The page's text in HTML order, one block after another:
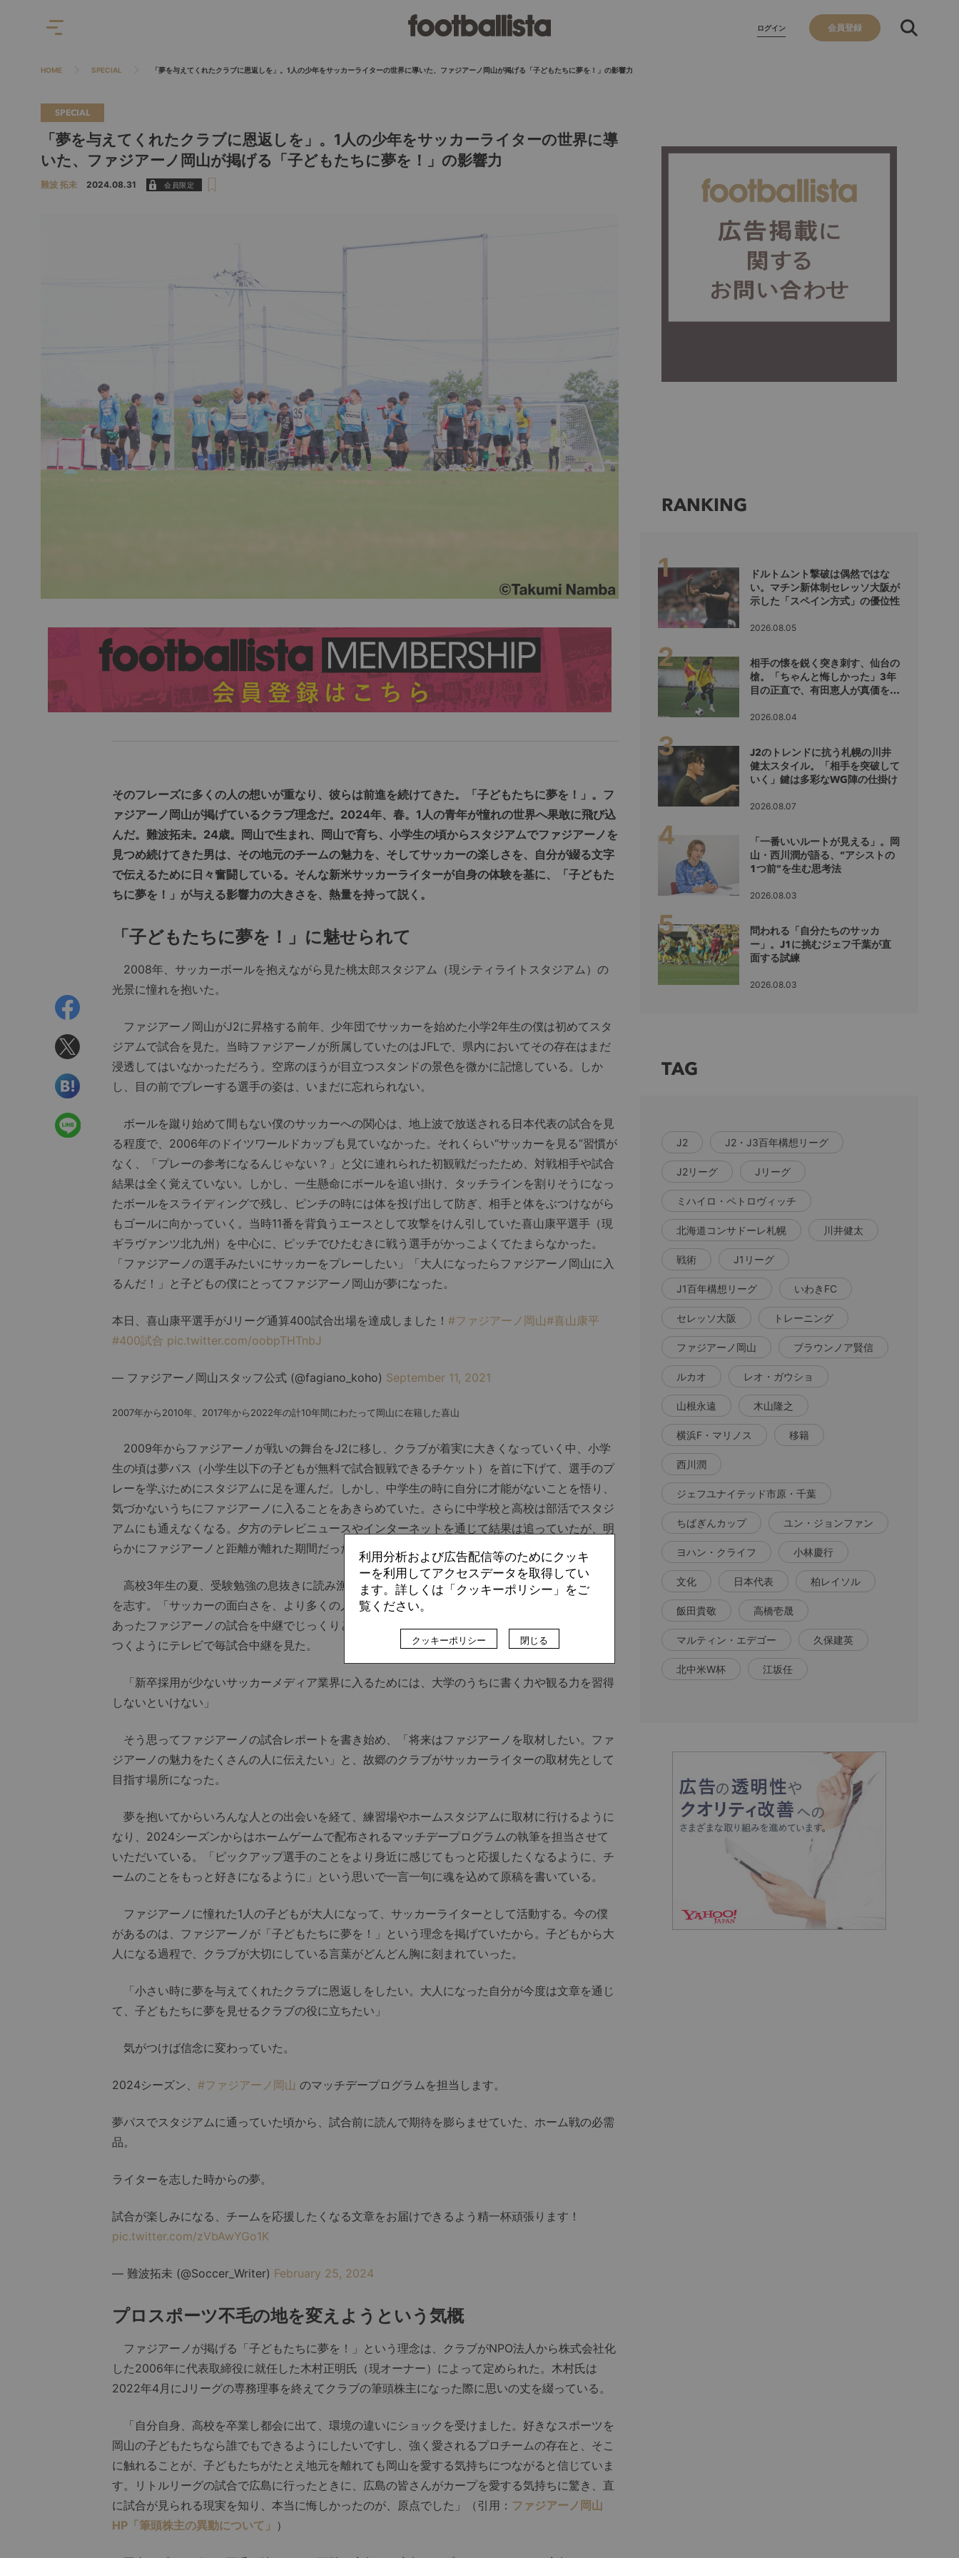
ログイン 会員登録
HOME SPECIAL 「夢を与えてくれたクラブに恩返しを」。1人の少年をサッカーライターの世界に導いた、ファジアーノ岡山が掲げる「子どもたちに夢を！」の影響力
SPECIAL
「夢を与えてくれたクラブに恩返しを」。1人の少年をサッカーライターの世界に導
いた、ファジアーノ岡山が掲げる「子どもたちに夢を！」の影響力
難波 拓未 2024.08.31
そのフレーズに多くの人の想いが重なり、彼らは前進を続けてきた。「子どもたちに夢を！」。フ
ァジアーノ岡山が掲げているクラブ理念だ。2024年、春。1人の青年が憧れの世界へ果敢に飛び込
んだ。難波拓未。24歳。岡山で生まれ、岡山で育ち、小学生の頃からスタジアムでファジアーノを
見つめ続けてきた男は、その地元のチームの魅力を、そしてサッカーの楽しさを、自分が綴る文字
で伝えるために日々奮闘している。そんな新米サッカーライターが自身の体験を基に、「子どもた
ちに夢を！」が与える影響力の大きさを、熱量を持って説く。
「子どもたちに夢を！」に魅せられて
2008年、サッカーボールを抱えながら見た桃太郎スタジアム（現シティライトスタジアム）の
光景に憧れを抱いた。
ファジアーノ岡山がJ2に昇格する前年、少年団でサッカーを始めた小学2年生の僕は初めてスタ
ジアムで試合を見た。当時ファジアーノが所属していたのはJFLで、県内においてその存在はまだ
浸透してはいなかっただろう。空席のほうが目立つスタンドの景色を微かに記憶している。しか
し、目の前でプレーする選手の姿は、いまだに忘れられない。
ボールを蹴り始めて間もない僕のサッカーへの関心は、地上波で放送される日本代表の試合を見
る程度で、2006年のドイツワールドカップも見ていなかった。それくらい“サッカーを見る”習慣が
なく、「プレーの参考になるんじゃない？」と父に連れられた初観戦だったため、対戦相手や試合
結果は全く覚えていない。しかし、一生懸命にボールを追い掛け、タッチラインを割りそうになっ
たボールをスライディングで残し、ピンチの時には体を投げ出して防ぎ、相手と体をぶつけながら
もゴールに向かっていく。当時11番を背負うエースとして攻撃をけん引していた喜山康平選手（現
ギラヴァンツ北九州）を中心に、ピッチでひたむきに戦う選手がかっこよくてたまらなかった。
「ファジアーノの選手みたいにサッカーをプレーしたい」「大人になったらファジアーノ岡山に入
るんだ！」と子どもの僕にとってファジアーノ岡山が夢になった。
本日、喜山康平選手がJリーグ通算400試合出場を達成しました！ #ファジアーノ岡山#喜山康平
#400試合 pic.twitter.com/oobpTHTnbJ
— ファジアーノ岡山スタッフ公式 (@fagiano_koho) September 11, 2021
2007年から2010年、2017年から2022年の計10年間にわたって岡山に在籍した喜山
2009年からファジアーノが戦いの舞台をJ2に移し、クラブが着実に大きくなっていく中、小学
生の頃は夢パス（小学生以下の子どもが無料で試合観戦できるチケット）を首に下げて、選手のプ
レーを学ぶためにスタジアムに足を運んだ。しかし、中学生の時に自分に才能がないことを悟り、
気づかないうちにファジアーノに入ることをあきらめていた。さらに中学校と高校は部活でスタジ
アムにも通えなくなる。夕方のテレビニュースやインターネットを通じて結果は追っていたが、明
らかにファジアーノと距離が離れた期間だった。
高校3年生の夏、受験勉強の息抜きに読み漁っていたサッカー本をきっかけにサッカーライター
を志す。「サッカーの面白さを、より多くの人に届けたい」という気持ちが芽生え、いつも身近に
あったファジアーノの試合を中継でじっくりと見るようになり、大学進学で県外に出た後もかぶり
つくようにテレビで毎試合中継を見た。
「新卒採用が少ないサッカーメディア業界に入るためには、大学のうちに書く力や観る力を習得
しないといけない」
そう思ってファジアーノの試合レポートを書き始め、「将来はファジアーノを取材したい。ファ
ジアーノの魅力をたくさんの人に伝えたい」と、故郷のクラブがサッカーライターの取材先として
目指す場所になった。
夢を抱いてからいろんな人との出会いを経て、練習場やホームスタジアムに取材に行けるように
なり、2024シーズンからはホームゲームで配布されるマッチデープログラムの執筆を担当させて
いただいている。「ピックアップ選手のことをより身近に感じてもっと応援したくなるように、チ
ームのことをもっと好きになるように」という思いで一言一句に魂を込めて原稿を書いている。
ファジアーノに憧れた1人の子どもが大人になって、サッカーライターとして活動する。今の僕
があるのは、ファジアーノが「子どもたちに夢を！」という理念を掲げていたから。子どもから大
人になる過程で、クラブが大切にしている言葉がどんどん胸に刻まれていった。
「小さい時に夢を与えてくれたクラブに恩返しをしたい。大人になった自分が今度は文章を通じ
て、子どもたちに夢を見せるクラブの役に立ちたい」
気がつけば信念に変わっていた。
2024シーズン、 #ファジアーノ岡山 のマッチデープログラムを担当します。
夢パスでスタジアムに通っていた頃から、試合前に読んで期待を膨らませていた、ホーム戦の必需
品。
ライターを志した時からの夢。
試合が楽しみになる、チームを応援したくなる文章をお届けできるよう精一杯頑張ります！
pic.twitter.com/zVbAwYGo1K
— 難波拓未 (@Soccer_Writer) February 25, 2024
プロスポーツ不毛の地を変えようという気概
ファジアーノが掲げる「子どもたちに夢を！」という理念は、クラブがNPO法人から株式会社化
した2006年に代表取締役に就任した木村正明氏（現オーナー）によって定められた。木村氏は
2022年4月にJリーグの専務理事を終えてクラブの筆頭株主になった際に思いの丈を綴っている。
「自分自身、高校を卒業し都会に出て、環境の違いにショックを受けました。好きなスポーツを
岡山の子どもたちなら誰でもできるようにしたいですし、強く愛されるプロチームの存在と、そこ
に触れることが、子どもたちがたとえ地元を離れても岡山を愛する気持ちにつながると信じていま
す。リトルリーグの試合で広島に行ったときに、広島の皆さんがカープを愛する気持ちに驚き、直
に試合が見られる現実を知り、本当に悔しかったのが、原点でした」（引用： ファジアーノ岡山
HP「筆頭株主の異動について」 ）
RANKING
ドルトムント撃破は偶然ではな
い。マチン新体制セレッソ大阪が
示した「スペイン方式」の優位性
2026.08.05
相手の懐を鋭く突き刺す、仙台の
槍。「ちゃんと悔しかった」3年
目の正直で、有田恵人が真価を示
2026.08.04
J2のトレンドに抗う札幌の川井
健太スタイル。「相手を突破して
いく」鍵は多彩なWG陣の仕掛け
2026.08.07
「一番いいルートが見える」。岡
山・西川潤が語る、“アシストの
1つ前”を生む思考法
2026.08.03
問われる「自分たちのサッカ
ー」。J1に挑むジェフ千葉が直
面する試練
2026.08.03
TAG
J2 J2・J3百年構想リーグ
J2リーグ Jリーグ
ミハイロ・ペトロヴィッチ
北海道コンサドーレ札幌 川井健太
戦術 J1リーグ
J1百年構想リーグ いわきFC
セレッソ大阪 トレーニング
ファジアーノ岡山 ブラウンノア賢信
ルカオ レオ・ガウショ
山根永遠 木山隆之
横浜F・マリノス 移籍
西川潤
ジェフユナイテッド市原・千葉
ちばぎんカップ ユン・ジョンファン
ヨハン・クライフ 小林慶行
文化 日本代表 柏レイソル
飯田貴敬 高橋壱晟
マルティン・エデゴー 久保建英
北中米W杯 江坂任
利用分析および広告配信等のためにクッキ
ーを利用してアクセスデータを取得してい
ます。詳しくは「クッキーポリシー」をご
覧ください。
クッキーポリシー 閉じる